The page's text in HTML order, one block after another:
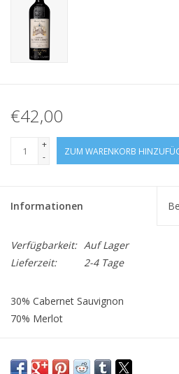
€42,00
+
-
ZUM WARENKORB
Informationen
Verfügbarkeit: Auf Lager
Lieferzeit:
2-4 Tage
30% Cabernet Sauvignon
70% Merlot